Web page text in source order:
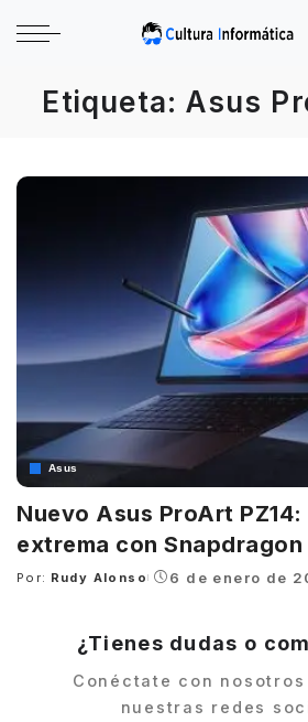
Etiqueta:Asus
Asus
Nuevo Asus ProArt
extrema con Snapdragon
Posted
Por: Rudy Alonso 6 de enero de
¿Tienes dudas o
Conéctate con
nuestras redes